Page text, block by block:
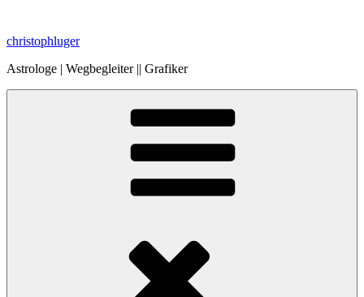
springen
christophluger
Astrologe | Wegbegleiter || Grafiker